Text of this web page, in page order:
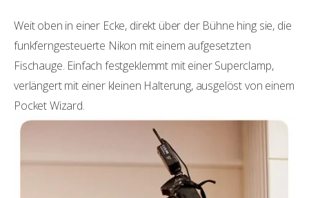
Weit oben in einer Ecke, direkt über der Bühne hing sie, die
funkferngesteuerte Nikon mit einem aufgesetzten
Fischauge. Einfach festgeklemmt mit einer Superclamp,
verlängert mit einer kleinen Halterung, ausgelöst von einem
Pocket Wizard.